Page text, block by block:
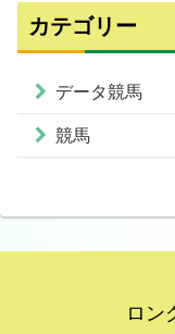
カテゴリー
データ競馬
競馬
ロン